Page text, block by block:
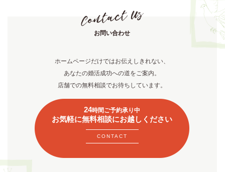
お問い合わせ
ホームページだけではお伝えしきれない、
あなたの婚活成功への道をご案内。
店舗での無料相談でお待ちしています。
24時間ご予約承り中
お気軽に無料相談にお越しください
CONTACT